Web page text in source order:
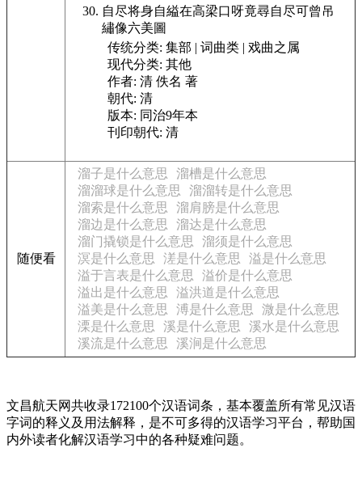
自尽将身自縊在高梁口呀竟尋自尽可曾吊
繡像六美圖
传统分类: 集部 | 词曲类 | 戏曲之属
现代分类: 其他
作者: 清 佚名 著
朝代: 清
版本: 同治9年本
刊印朝代: 清
随便看
溜子是什么意思
溜槽是什么意思
溜溜球是什么意思
溜溜转是什么意思
溜索是什么意思
溜肩膀是什么意思
溜边是什么意思
溜达是什么意思
溜门撬锁是什么意思
溜须是什么意思
溟是什么意思
溠是什么意思
溢是什么意思
溢于言表是什么意思
溢价是什么意思
溢出是什么意思
溢洪道是什么意思
溢美是什么意思
溥是什么意思
溦是什么意思
溧是什么意思
溪是什么意思
溪水是什么意思
溪流是什么意思
溪涧是什么意思
文昌航天网共收录172100个汉语词条，基本覆盖所有常见汉语
字词的释义及用法解释，是不可多得的汉语学习平台，帮助国
内外读者化解汉语学习中的各种疑难问题。